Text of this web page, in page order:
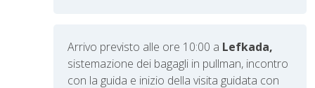
Arrivo previsto alle ore 10:00 a Lefkada,
sistemazione dei bagagli in pullman, incontro
con la guida e inizio della visita guidata con